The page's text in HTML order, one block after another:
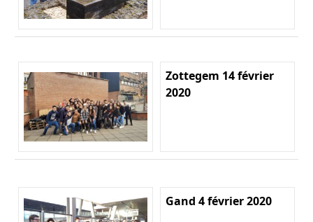
Zottegem 14 février
2020
Gand 4 février 2020